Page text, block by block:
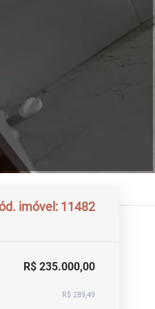
imóvel: 11482
R$ 235.000,00
R$ 289,49